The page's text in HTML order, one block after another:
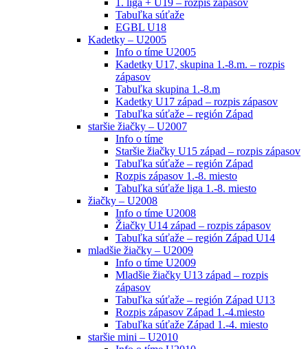
Tabuľka súťaže
EGBL U18
Kadetky – U2005
Info o tíme U2005
Kadetky U17, skupina 1.-8.m. – rozpis
zápasov
Tabuľka skupina 1.-8.m
Kadetky U17 západ – rozpis zápasov
Tabuľka súťaže – región Západ
staršie žiačky – U2007
Info o tíme
Staršie žiačky U15 západ – rozpis zápasov
Tabuľka súťaže – región Západ
Rozpis zápasov 1.-8. miesto
Tabuľka súťaže liga 1.-8. miesto
žiačky – U2008
Info o tíme U2008
Žiačky U14 západ – rozpis zápasov
Tabuľka súťaže – región Západ U14
mladšie žiačky – U2009
Info o tíme U2009
Mladšie žiačky U13 západ – rozpis
zápasov
Tabuľka súťaže – región Západ U13
Rozpis zápasov Západ 1.-4.miesto
Tabuľka súťaže Západ 1.-4. miesto
staršie mini – U2010